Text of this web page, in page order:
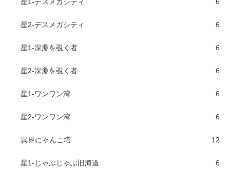
星2-デスメガシティ 6
星1-深淵を覗く者 6
星2-深淵を覗く者 6
星1-ワンワン湾 6
星2-ワンワン湾 6
異界にゃんこ塔 12
星1-じゃぶじゃぶ旧海道 6